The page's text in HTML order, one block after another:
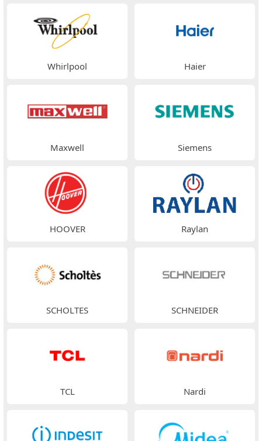
Whirlpool Haier
Maxwell Siemens
HOOVER Raylan
SCHOLTES SCHNEIDER
TCL Nardi